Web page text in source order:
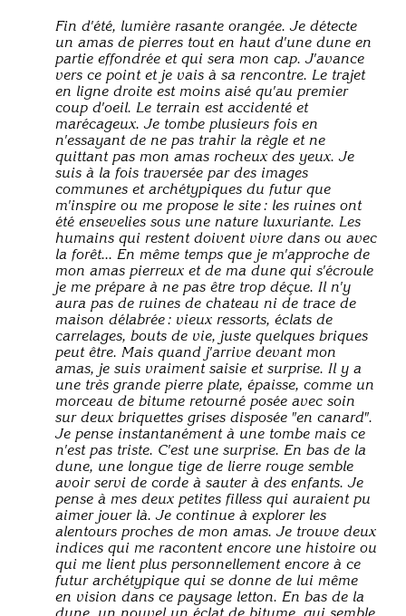
Fin d'été, lumière rasante orangée. Je détecte
un amas de pierres tout en haut d'une dune en
partie effondrée et qui sera mon cap. J'avance
vers ce point et je vais à sa rencontre. Le trajet
en ligne droite est moins aisé qu'au premier
coup d'oeil. Le terrain est accidenté et
marécageux. Je tombe plusieurs fois en
n'essayant de ne pas trahir la règle et ne
quittant pas mon amas rocheux des yeux. Je
suis à la fois traversée par des images
communes et archétypiques du futur que
m'inspire ou me propose le site : les ruines ont
été ensevelies sous une nature luxuriante. Les
humains qui restent doivent vivre dans ou avec
la forêt... En même temps que je m'approche de
mon amas pierreux et de ma dune qui s'écroule
je me prépare à ne pas être trop déçue. Il n'y
aura pas de ruines de chateau ni de trace de
maison délabrée : vieux ressorts, éclats de
carrelages, bouts de vie, juste quelques briques
peut être. Mais quand j'arrive devant mon
amas, je suis vraiment saisie et surprise. Il y a
une très grande pierre plate, épaisse, comme un
morceau de bitume retourné posée avec soin
sur deux briquettes grises disposée "en canard".
Je pense instantanément à une tombe mais ce
n'est pas triste. C'est une surprise. En bas de la
dune, une longue tige de lierre rouge semble
avoir servi de corde à sauter à des enfants. Je
pense à mes deux petites filless qui auraient pu
aimer jouer là. Je continue à explorer les
alentours proches de mon amas. Je trouve deux
indices qui me racontent encore une histoire ou
qui me lient plus personnellement encore à ce
futur archétypique qui se donne de lui même
en vision dans ce paysage letton. En bas de la